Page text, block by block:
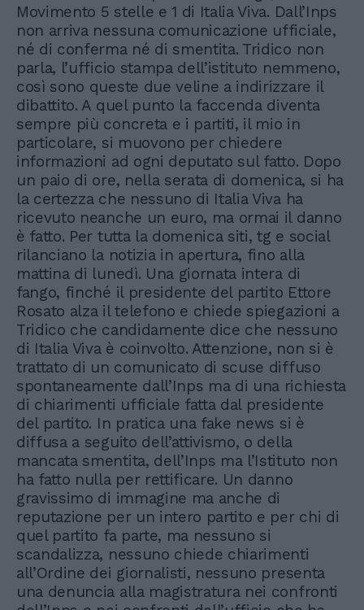
Movimento 5 stelle e 1 di Italia Viva. Dall’Inps
non arriva nessuna comunicazione ufficiale,
né di conferma né di smentita. Tridico non
parla, l’ufficio stampa dell’istituto nemmeno,
così sono queste due veline a indirizzare il
dibattito. A quel punto la faccenda diventa
sempre più concreta e i partiti, il mio in
particolare, si muovono per chiedere
informazioni ad ogni deputato sul fatto. Dopo
un paio di ore, nella serata di domenica, si ha
la certezza che nessuno di Italia Viva ha
ricevuto neanche un euro, ma ormai il danno
è fatto. Per tutta la domenica siti, tg e social
rilanciano la notizia in apertura, fino alla
mattina di lunedì. Una giornata intera di
fango, finché il presidente del partito Ettore
Rosato alza il telefono e chiede spiegazioni a
Tridico che candidamente dice che nessuno
di Italia Viva è coinvolto. Attenzione, non si è
trattato di un comunicato di scuse diffuso
spontaneamente dall’Inps ma di una richiesta
di chiarimenti ufficiale fatta dal presidente
del partito. In pratica una fake news si è
diffusa a seguito dell’attivismo, o della
mancata smentita, dell’Inps ma l’Istituto non
ha fatto nulla per rettificare. Un danno
gravissimo di immagine ma anche di
reputazione per un intero partito e per chi di
quel partito fa parte, ma nessuno si
scandalizza, nessuno chiede chiarimenti
all’Ordine dei giornalisti, nessuno presenta
una denuncia alla magistratura nei confronti